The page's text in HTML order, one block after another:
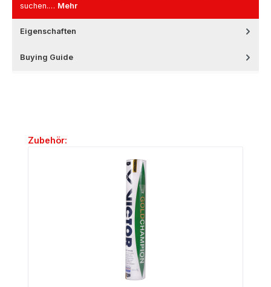
suchen.… Mehr
Eigenschaften
Buying Guide
Produktgalerie überspringen
Zubehör: